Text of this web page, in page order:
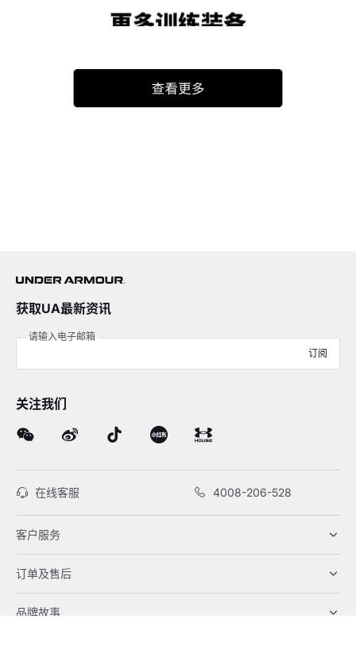
获取UA最新资讯
请输入电子邮箱
订阅
关注我们
在线客服 4008-206-528
客户服务
订单及售后
品牌故事